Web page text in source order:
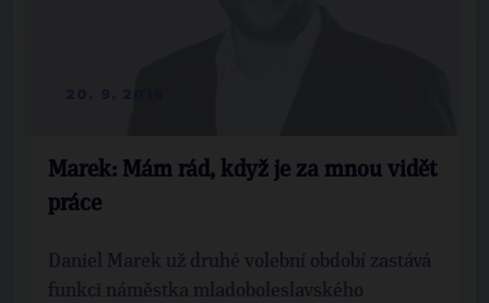
Marek: Mám rád, když je za mnou vidět
práce
Daniel Marek už druhé volební období zastává
funkci náměstka mladoboleslavského